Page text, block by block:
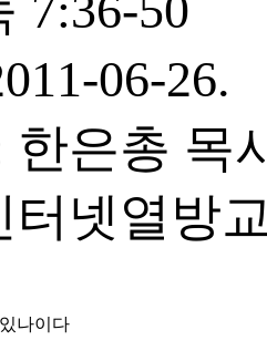
06-26.
한은총 목
터넷열방
나이다